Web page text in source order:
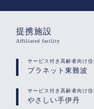
提携施設
Affiliated facility
サービス付き高齢者向け住
プラネット東難波
サービス付き高齢者向け住
やさしい手伊丹